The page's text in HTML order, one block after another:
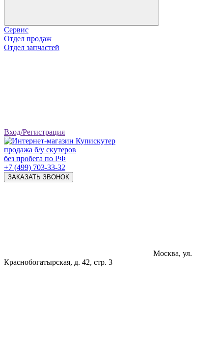
Сервис
Отдел продаж
Отдел запчастей
Вход/Регистрация
продажа б/у скутеров
без пробега по РФ
+7 (499) 703-33-32
ЗАКАЗАТЬ ЗВОНОК
Москва, ул.
Краснобогатырская, д. 42, стр. 3